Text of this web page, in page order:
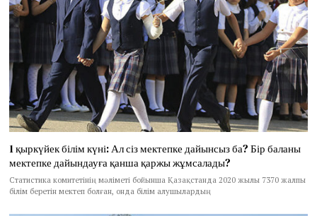
1 қыркүйек білім күні: Ал сіз мектепке дайынсыз ба? Бір баланы
мектепке дайындауға қанша қаржы жұмсалады?
Статистика комитетінің мәліметі бойынша Қазақстанда 2020 жылы 7370 жалпы
білім беретін мектеп болған, онда білім алушылардың